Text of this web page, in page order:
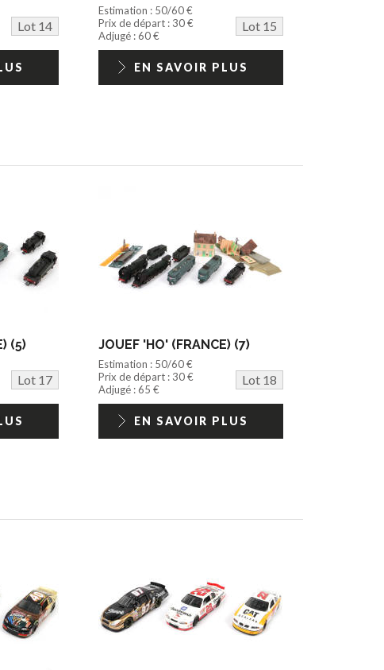
Lot 14
Estimation : 50/60 €
Prix de départ : 30 €
Lot 15
Adjugé : 60 €
EN SAVOIR PLUS
(5)
Lot 17
JOUEF 'HO' (FRANCE) (7)
Estimation : 50/60 €
Prix de départ : 30 €
Lot 18
Adjugé : 65 €
EN SAVOIR PLUS